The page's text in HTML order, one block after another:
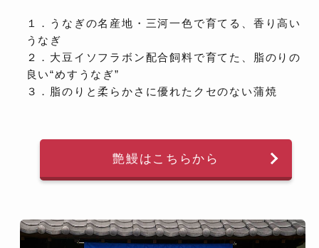
１．うなぎの名産地・三河一色で育てる、香り高い
うなぎ
２．大豆イソフラボン配合飼料で育てた、脂のりの
良い“めすうなぎ”
３．脂のりと柔らかさに優れたクセのない蒲焼
艶鰻はこちらから